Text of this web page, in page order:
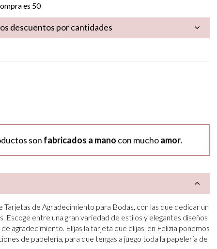
es 50
descuentos por cantidades
son fabricados a mano con muchoamor.
de Agradecimiento para Bodas, con las que dedicar un
Escoge entre una gran variedad de estilos y elegantes diseños
agradecimiento. Elijas la tarjeta que elijas, en Felizia ponemos
de papelería, para que tengas a juego toda la papelería de